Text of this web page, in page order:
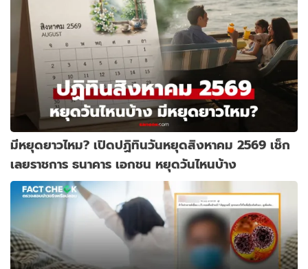
มีหยุดยาวไหม? เปิดปฏิทินวันหยุดสิงหาคม 2569 เช็ก
เลยราชการ ธนาคาร เอกชน หยุดวันไหนบ้าง